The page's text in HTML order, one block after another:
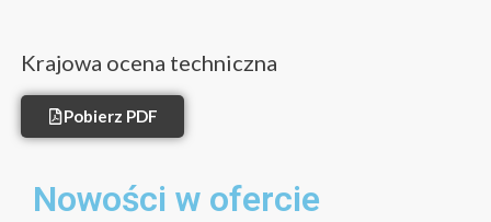
Krajowa ocena techniczna
Pobierz PDF
Nowości w ofercie